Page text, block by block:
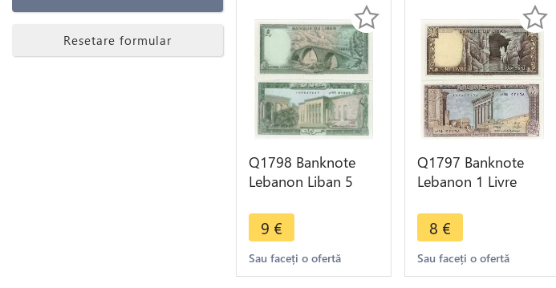
Resetare formular
Q1798 Banknote
Lebanon Liban 5
Make offer
9 €
Sau faceți o ofertă
Q1797 Banknote
Lebanon 1 Livre
Grotte Jeita 1980
UNC -> M offer
8 €
Sau faceți o ofertă